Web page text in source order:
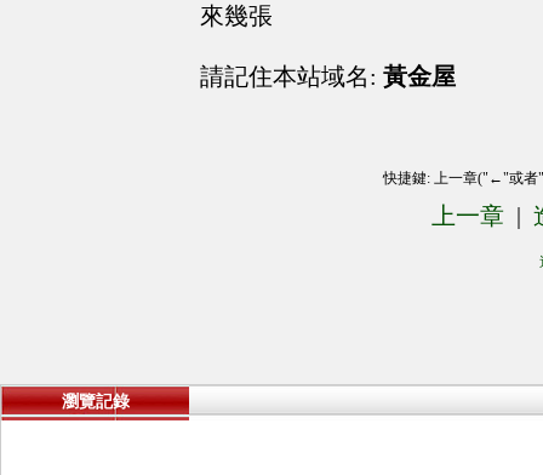
來幾張
請記住本站域名: 黃金屋
快捷鍵: 上一章("←"或
上一章 |
瀏覽記錄